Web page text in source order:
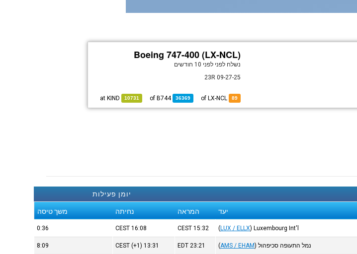
Boeing 747-400 (LX-NCL)
נשלח לפני לפני 10 חודשים
23R 09-27-25
89
36369
of
B744
10731
KIND
יומן פעילות
יעד המראה נחיתה משך טיסה
Luxembourg Int'l
(LUX / ELLX)
15:32
CEST
16:08
CEST
0:36
נמל התעופה סכיפהול (AMS / EHAM)
23:21
EDT
13:31
CEST(+1)
8:09